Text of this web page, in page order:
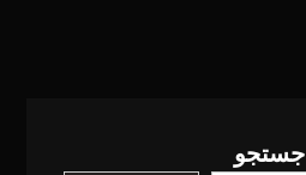
جستجو